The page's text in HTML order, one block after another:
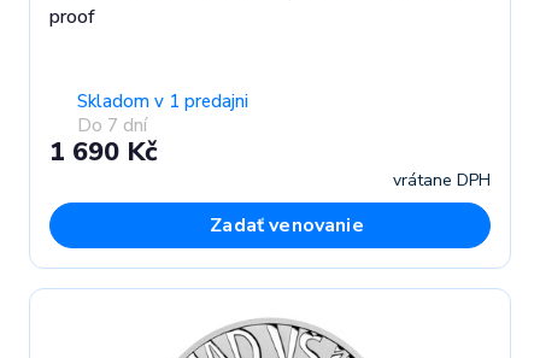
proof
Skladom v 1 predajni
Do 7 dní
1 690 Kč
vrátane DPH
Zadať venovanie